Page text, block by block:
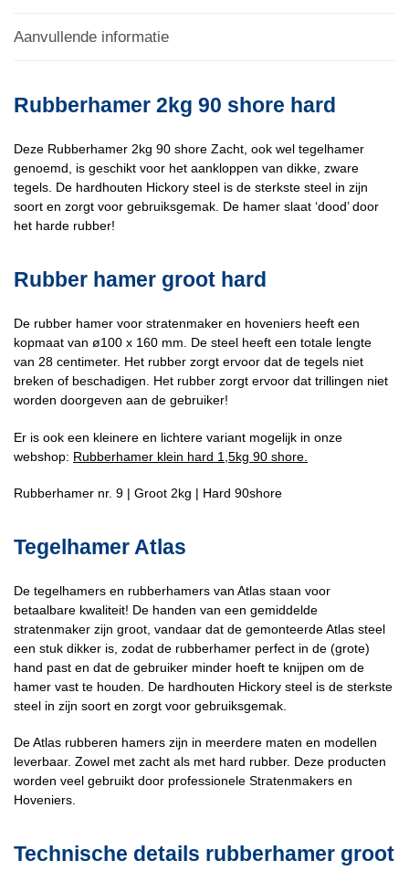
Aanvullende informatie
Rubberhamer 2kg 90 shore hard
Deze Rubberhamer 2kg 90 shore Zacht, ook wel tegelhamer
genoemd, is geschikt voor het aankloppen van dikke, zware
tegels. De hardhouten Hickory steel is de sterkste steel in zijn
soort en zorgt voor gebruiksgemak. De hamer slaat ‘dood’ door
het harde rubber!
Rubber hamer groot hard
De rubber hamer voor stratenmaker en hoveniers heeft een
kopmaat van ø100 x 160 mm. De steel heeft een totale lengte
van 28 centimeter. Het rubber zorgt ervoor dat de tegels niet
breken of beschadigen. Het rubber zorgt ervoor dat trillingen niet
worden doorgeven aan de gebruiker!
Er is ook een kleinere en lichtere variant mogelijk in onze
webshop: Rubberhamer klein hard 1,5kg 90 shore.
Rubberhamer nr. 9 | Groot 2kg | Hard 90shore
Tegelhamer Atlas
De tegelhamers en rubberhamers van Atlas staan voor
betaalbare kwaliteit! De handen van een gemiddelde
stratenmaker zijn groot, vandaar dat de gemonteerde Atlas steel
een stuk dikker is, zodat de rubberhamer perfect in de (grote)
hand past en dat de gebruiker minder hoeft te knijpen om de
hamer vast te houden. De hardhouten Hickory steel is de sterkste
steel in zijn soort en zorgt voor gebruiksgemak.
De Atlas rubberen hamers zijn in meerdere maten en modellen
leverbaar. Zowel met zacht als met hard rubber. Deze producten
worden veel gebruikt door professionele Stratenmakers en
Hoveniers.
Technische details rubberhamer groot